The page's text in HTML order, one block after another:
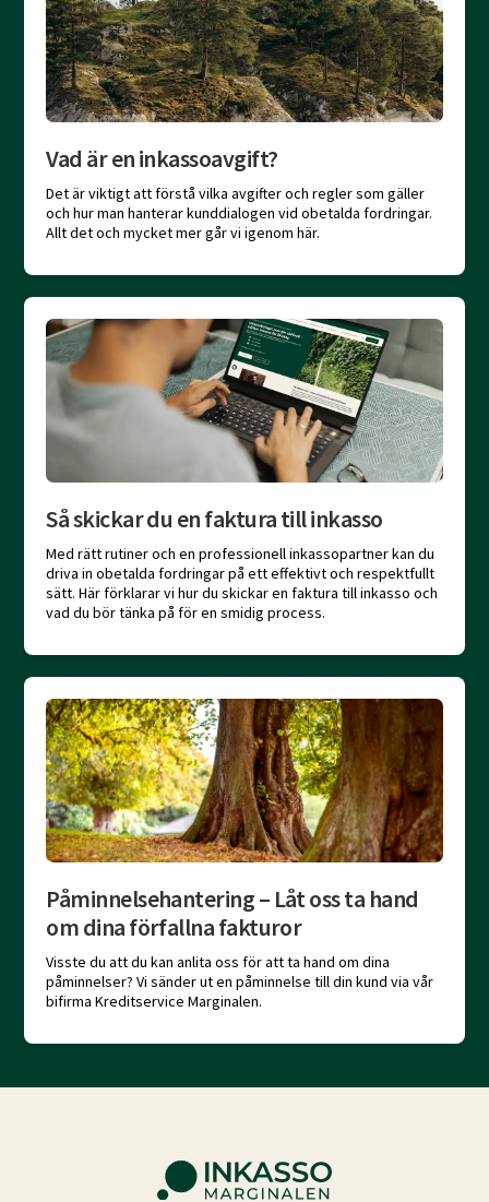
Vad är en inkassoavgift?
Det är viktigt att förstå vilka avgifter och regler som gäller
och hur man hanterar kunddialogen vid obetalda fordringar.
Allt det och mycket mer går vi igenom här.
Så skickar du en faktura till inkasso
Med rätt rutiner och en professionell inkassopartner kan du
driva in obetalda fordringar på ett effektivt och respektfullt
sätt. Här förklarar vi hur du skickar en faktura till inkasso och
vad du bör tänka på för en smidig process.
Påminnelsehantering – Låt oss ta hand
om dina förfallna fakturor
Visste du att du kan anlita oss för att ta hand om dina
påminnelser? Vi sänder ut en påminnelse till din kund via vår
bifirma Kreditservice Marginalen.